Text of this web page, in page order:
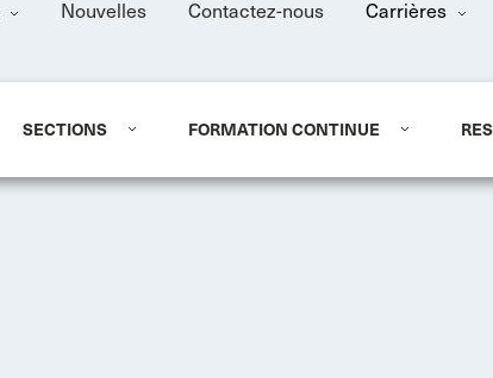
Nouvelles Contactez-nous Carrières
SECTIONS FORMATION CONTINUE